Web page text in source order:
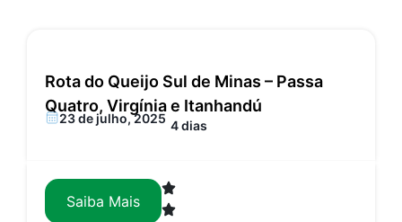
Rota do Queijo Sul de Minas – Passa
Quatro, Virgínia e Itanhandú
23 de julho, 2025 4 dias
Saiba Mais